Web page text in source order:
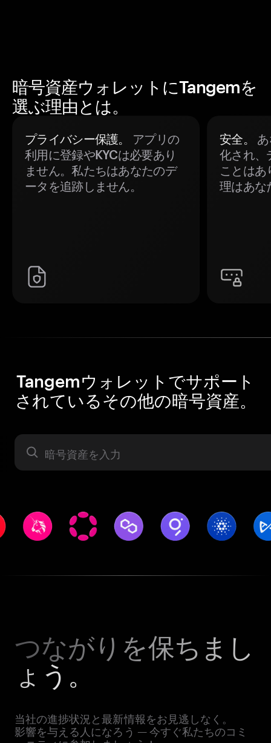
暗号資産ウォレットにTangemを
選ぶ理由とは。
プライバシー保護。
アプリの
利用に登録やKYCは必要あり
ません。私たちはあなたのデ
ータを追跡しません。
安全。
化され、
ことはあ
理はあな
Tangemウォレットでサポート
されているその他の暗号資産。
暗号資産
つながりを保ちまし
ょう。
当社の進捗状況と最新情報をお見逃しなく。
影響を与える人になろう — 今すぐ私たちのコミ